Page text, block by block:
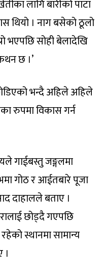
लागि बारीको पाटा
थियो । नाग बसेको ठूलो
भएपछि सोही बेलादेखि
छ ।’
भन्दै अहिले अहिले
रुपमा विकास गर्न
गाईबस्तु जङ्गलमा
गोठ र आईतबारे पूजा
दाहालले बताए ।
छोड्दै गएपछि
स्थानमा सामान्य